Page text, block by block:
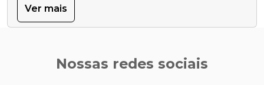
Ver mais
Nossas redes sociais